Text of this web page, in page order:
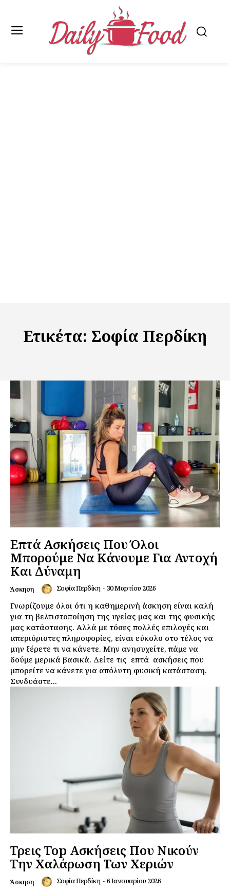
Ετικέτα: Σοφία Περδίκη
Επτά Ασκήσεις Που Όλοι
Μπορούμε Να Κάνουμε Για Αντοχή
Και Δύναμη
Άσκηση Σοφία Περδίκη - 30 Μαρτίου 2026
Γνωρίζουμε όλοι ότι η καθημερινή άσκηση είναι καλή
για τη βελτιστοποίηση της υγείας μας και της φυσικής
μας κατάστασης. Αλλά με τόσες πολλές επιλογές και
απεριόριστες πληροφορίες, είναι εύκολο στο τέλος να
μην ξέρετε τι να κάνετε. Μην ανησυχείτε, πάμε να
δούμε μερικά βασικά. Δείτε τις επτά ασκήσεις που
μπορείτε να κάνετε για απόλυτη φυσική κατάσταση.
Συνδυάστε...
Τρεις Top Ασκήσεις Που Νικούν
Την Χαλάρωση Των Χεριών
Άσκηση Σοφία Περδίκη - 6 Ιανουαρίου 2026